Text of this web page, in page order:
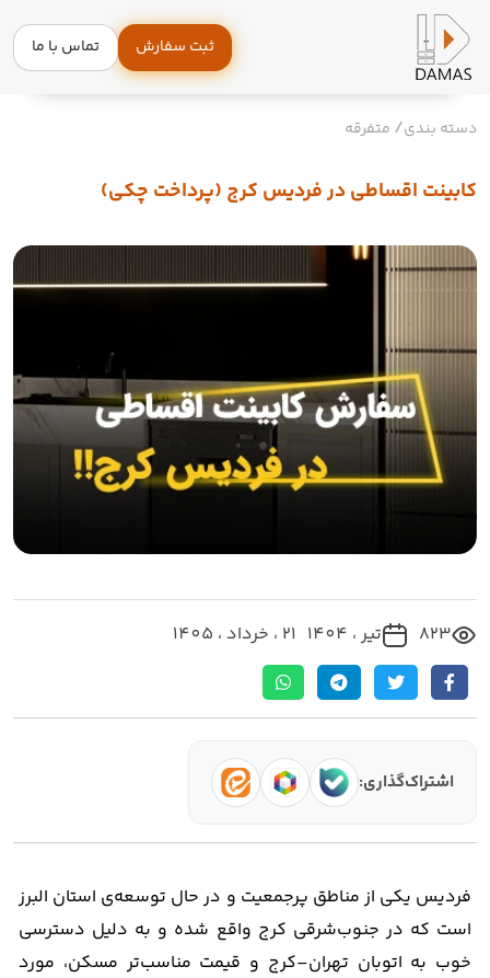
ثبت سفارش تماس با ما
دسته بندی متفرقه
کابینت اقساطی در فردیس کرج (پرداخت چکی)
823 تیر ، 1404 21 ، خرداد ، 1405
اشتراک‌گذاری:
فردیس یکی از مناطق پرجمعیت و در حال توسعه‌ی استان البرز
است که در جنوب‌شرقی کرج واقع شده و به دلیل دسترسی
خوب به اتوبان تهران–کرج و قیمت مناسب‌تر مسکن، مورد